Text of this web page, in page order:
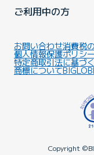
ご利用中の方
お問い合わせ消費税
個人情報保護ポリシ
特定商取引法に基づ
商標について
Copyright